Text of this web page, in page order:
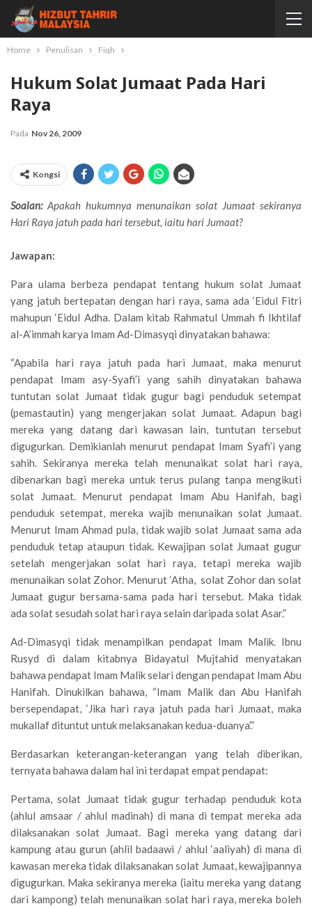
Home Penulisan Fiqh
Hukum Solat Jumaat Pada Hari
Raya
Pada Nov 26, 2009
Kongsi
Soalan: Apakah hukumnya menunaikan solat Jumaat sekiranya
Hari Raya jatuh pada hari tersebut, iaitu hari Jumaat?
Jawapan:
Para ulama berbeza pendapat tentang hukum solat Jumaat
yang jatuh bertepatan dengan hari raya, sama ada ‘Eidul Fitri
mahupun ‘Eidul Adha. Dalam kitab Rahmatul Ummah fi Ikhtilaf
al-A’immah karya Imam Ad-Dimasyqi dinyatakan bahawa:
“Apabila hari raya jatuh pada hari Jumaat, maka menurut
pendapat Imam asy-Syafi’i yang sahih dinyatakan bahawa
tuntutan solat Jumaat tidak gugur bagi penduduk setempat
(pemastautin) yang mengerjakan solat Jumaat. Adapun bagi
mereka yang datang dari kawasan lain, tuntutan tersebut
digugurkan. Demikianlah menurut pendapat Imam Syafi’i yang
sahih. Sekiranya mereka telah menunaikat solat hari raya,
dibenarkan bagi mereka untuk terus pulang tanpa mengikuti
solat Jumaat. Menurut pendapat Imam Abu Hanifah, bagi
penduduk setempat, mereka wajib menunaikan solat Jumaat.
Menurut Imam Ahmad pula, tidak wajib solat Jumaat sama ada
penduduk tetap ataupun tidak. Kewajipan solat Jumaat gugur
setelah mengerjakan solat hari raya, tetapi mereka wajib
menunaikan solat Zohor. Menurut ‘Atha, solat Zohor dan solat
Jumaat gugur bersama-sama pada hari tersebut. Maka tidak
ada solat sesudah solat hari raya selain daripada solat Asar.”
Ad-Dimasyqi tidak menampilkan pendapat Imam Malik. Ibnu
Rusyd di dalam kitabnya Bidayatul Mujtahid menyatakan
bahawa pendapat Imam Malik selari dengan pendapat Imam Abu
Hanifah. Dinukilkan bahawa, “Imam Malik dan Abu Hanifah
bersependapat, ‘Jika hari raya jatuh pada hari Jumaat, maka
mukallaf dituntut untuk melaksanakan kedua-duanya’.”
Berdasarkan keterangan-keterangan yang telah diberikan,
ternyata bahawa dalam hal ini terdapat empat pendapat:
Pertama, solat Jumaat tidak gugur terhadap penduduk kota
(ahlul amsaar / ahlul madinah) di mana di tempat mereka ada
dilaksanakan solat Jumaat. Bagi mereka yang datang dari
kampung atau gurun (ahlil badaawi / ahlul ‘aaliyah) di mana di
kawasan mereka tidak dilaksanakan solat Jumaat, kewajipannya
digugurkan. Maka sekiranya mereka (iaitu mereka yang datang
dari kampong) telah menunaikan solat hari raya, mereka boleh